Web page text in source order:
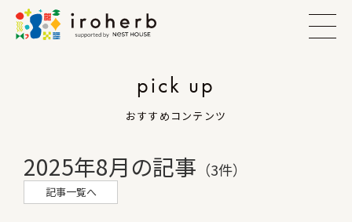
pick up
おすすめコンテンツ
2025年8月の記事 （3件）
記事一覧へ